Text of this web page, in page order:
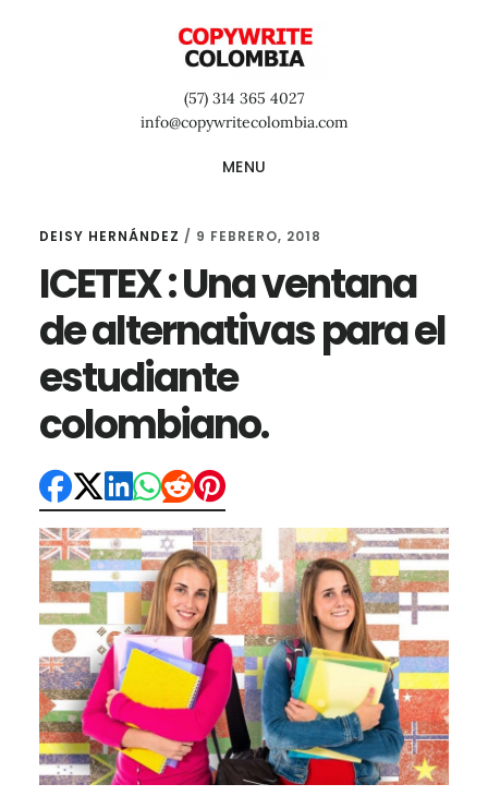
(57) 314 365 4027
info@copywritecolombia.com
MENU
DEISY HERNÁNDEZ / 9 FEBRERO, 2018
ICETEX : Una ventana
de alternativas para el
estudiante
colombiano.